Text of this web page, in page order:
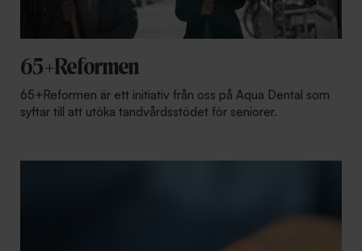
65+Reformen
65+Reformen är ett initiativ från oss på Aqua Dental som
syftar till att utöka tandvårdsstödet för seniorer.